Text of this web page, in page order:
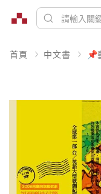
首頁 中文書 📌